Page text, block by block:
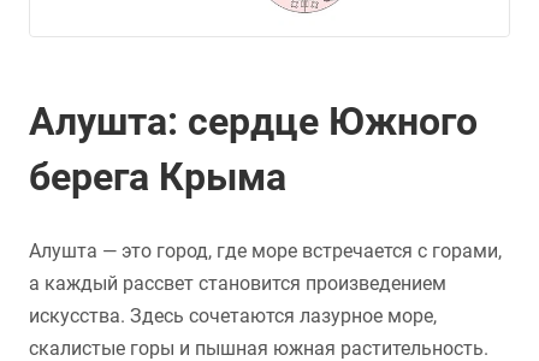
Алушта: сердце Южного
берега Крыма
Алушта — это город, где море встречается с горами,
а каждый рассвет становится произведением
искусства. Здесь сочетаются лазурное море,
скалистые горы и пышная южная растительность.